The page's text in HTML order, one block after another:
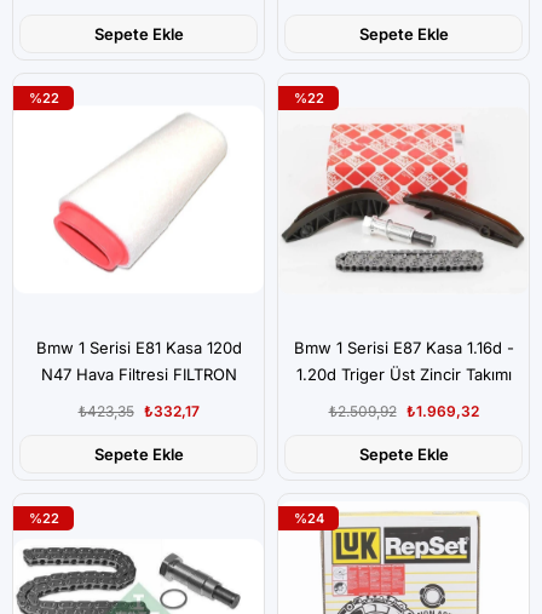
Sepete Ekle Sepete Ekle
Bmw 1 Serisi E81 Kasa 120d
N47 Hava Filtresi FILTRON
₺332,17
₺423,35
Sepete Ekle
%22
Bmw 1 Serisi E87 Kasa 1.16d -
1.20d Triger Üst Zincir Takımı
₺1.969,32
₺2.509,92
Sepete Ekle
%22
%22 %24